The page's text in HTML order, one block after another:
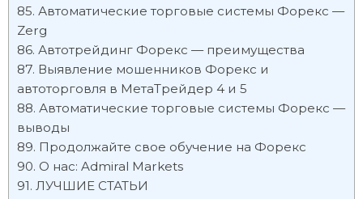
Автоматические торговые системы Форекс —
Zerg
Автотрейдинг Форекс — преимущества
Выявление мошенников Форекс и
автоторговля в МетаТрейдер 4 и 5
Автоматические торговые системы Форекс —
выводы
Продолжайте свое обучение на Форекс
О нас: Admiral Markets
ЛУЧШИЕ СТАТЬИ